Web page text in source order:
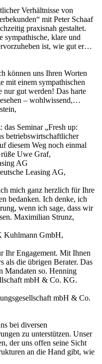
Verhältnisse von
mit Peter Schaaf
praxisnah gestaltet.
sympathische, klare und
ist, wie gut er…
können uns Ihren Worten
mit einem sympathischen
nur gut werden! Das harte
– wohlwissend,…
Seminar „Fresh up:
betriebswirtschaftlicher
diesem Weg noch einmal
Uwe Graf,
AG
Leasing AG,
mich ganz herzlich für Ihre
bedanken. Ich denke, ich
wenn ich sage, dass wir
Maximilian Strunz,
Kuhlmann GmbH,
Ihr Engagement. Mit Ihnen
als die übrigen Berater. Das
Mandaten so. Henning
mbH & Co. KG.
mbH & Co.
bei diversen
zu unterstützen. Unser
der uns offen seine Sicht
an die Hand gibt, wie